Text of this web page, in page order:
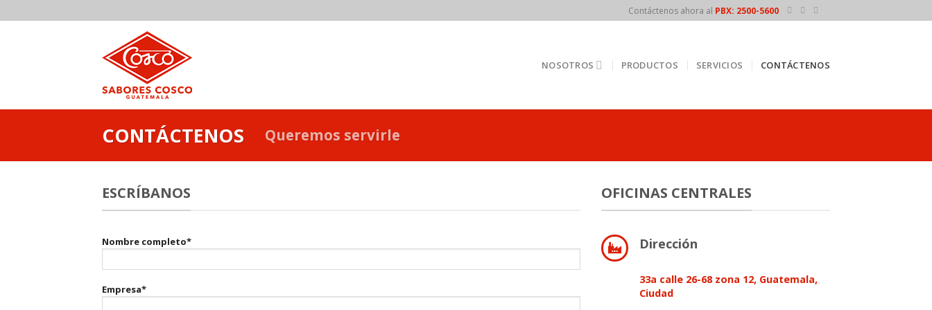
to
Contáctenos ahora al PBX: 2500-5600
NOSOTROS PRODUCTOS SERVICIOS CONTÁCTENOS
CONTÁCTENOS Queremos servirle
ESCRÍBANOS
Nombre completo*
Empresa*
OFICINAS CENTRALES
Dirección
33a calle 26-68 zona 12, Guatemala,
Ciudad